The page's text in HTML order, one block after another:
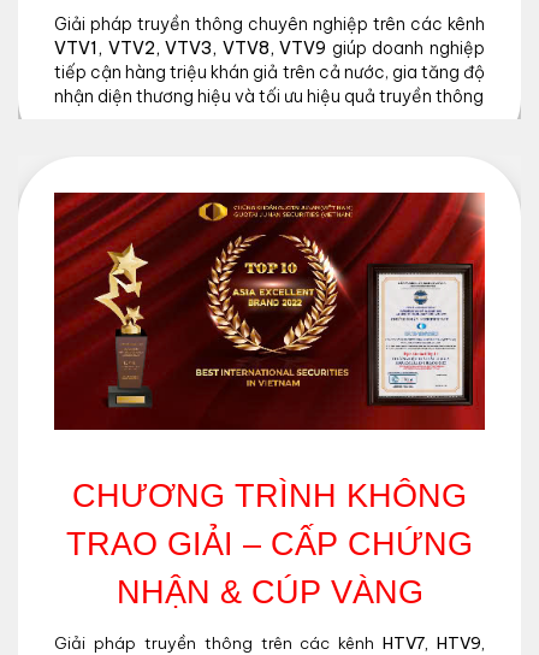
Giải pháp truyền thông chuyên nghiệp trên các kênh
VTV1, VTV2, VTV3, VTV8, VTV9 giúp doanh nghiệp
tiếp cận hàng triệu khán giả trên cả nước, gia tăng độ
nhận diện thương hiệu và tối ưu hiệu quả truyền thông
CHƯƠNG TRÌNH KHÔNG
TRAO GIẢI – CẤP CHỨNG
NHẬN & CÚP VÀNG
Giải pháp truyền thông trên các kênh HTV7, HTV9,